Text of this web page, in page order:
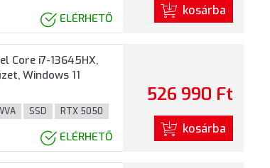
ELÉRHETŐ
kosárba
Core i7-13645HX,
Windows 11
SSD RTX 5050
ELÉRHETŐ
526 990 Ft
kosárba